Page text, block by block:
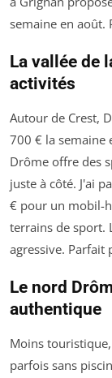
semaine en août.
La vallée de
activités
Autour de Crest,
700 € la semaine
Drôme offre des
juste à côté. J'ai
€ pour un mobil-
terrains de sport.
agressive. Parfait
Le nord
authentique
Moins
parfois sans